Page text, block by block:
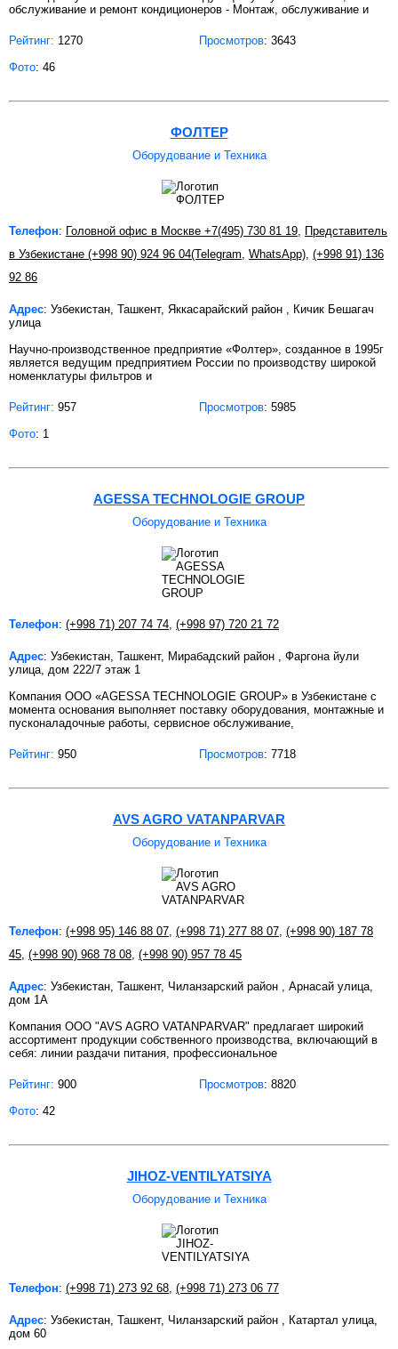
обслуживание и ремонт кондиционеров - Монтаж, обслуживание и
Рейтинг: 1270 Просмотров: 3643
Фото: 46
ФОЛТЕР
Оборудование и Техника
Телефон: Головной офис в Москве +7(495) 730 81 19, Представитель
в Узбекистане (+998 90) 924 96 04(Telegram, WhatsApp), (+998 91) 136
92 86
Адрес: Узбекистан, Ташкент, Яккасарайский район , Кичик Бешагач
улица
Научно-производственное предприятие «Фолтер», созданное в 1995г
является ведущим предприятием России по производству широкой
номенклатуры фильтров и
Рейтинг: 957 Просмотров: 5985
Фото: 1
AGESSA TECHNOLOGIE GROUP
Оборудование и Техника
Телефон: (+998 71) 207 74 74, (+998 97) 720 21 72
Адрес: Узбекистан, Ташкент, Мирабадский район , Фаргона йули
улица, дом 222/7 этаж 1
Компания ООО «AGESSA TECHNOLOGIE GROUP» в Узбекистане с
момента основания выполняет поставку оборудования, монтажные и
пусконаладочные работы, сервисное обслуживание,
Рейтинг: 950 Просмотров: 7718
AVS AGRO VATANPARVAR
Оборудование и Техника
Телефон: (+998 95) 146 88 07, (+998 71) 277 88 07, (+998 90) 187 78
45, (+998 90) 968 78 08, (+998 90) 957 78 45
Адрес: Узбекистан, Ташкент, Чиланзарский район , Арнасай улица,
дом 1А
Компания ООО "AVS AGRO VATANPARVAR" предлагает широкий
ассортимент продукции собственного производства, включающий в
себя: линии раздачи питания, профессиональное
Рейтинг: 900 Просмотров: 8820
Фото: 42
JIHOZ-VENTILYATSIYA
Оборудование и Техника
Телефон: (+998 71) 273 92 68, (+998 71) 273 06 77
Адрес: Узбекистан, Ташкент, Чиланзарский район , Катартал улица,
дом 60